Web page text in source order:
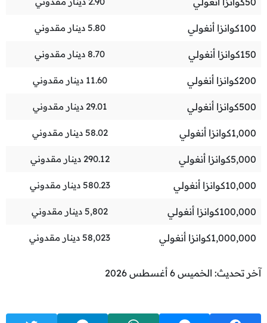
100كوانزا أنغولي 5.80 دينار مقدوني
150كوانزا أنغولي 8.70 دينار مقدوني
200كوانزا أنغولي 11.60 دينار مقدوني
500كوانزا أنغولي 29.01 دينار مقدوني
1,000كوانزا أنغولي 58.02 دينار مقدوني
5,000كوانزا أنغولي 290.12 دينار مقدوني
10,000كوانزا أنغولي 580.23 دينار مقدوني
100,000كوانزا أنغولي 5,802 دينار مقدوني
1,000,000كوانزا أنغولي 58,023 دينار مقدوني
آخر تحديث: الخميس 6 أغسطس 2026